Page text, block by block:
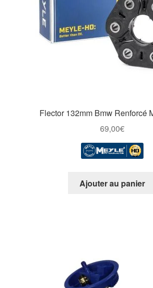
Flector 132mm Bmw Renforcé
69,00€
Ajouter au panier